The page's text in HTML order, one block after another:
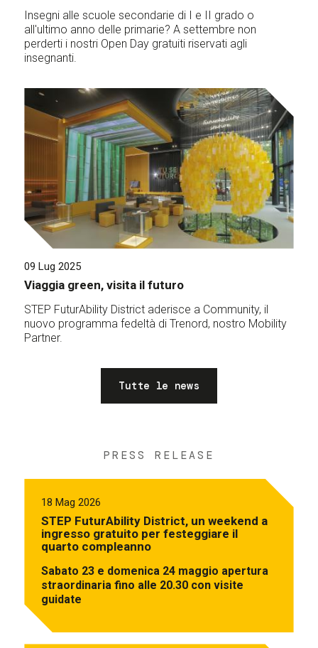
Insegni alle scuole secondarie di I e II grado o
all'ultimo anno delle primarie? A settembre non
perderti i nostri Open Day gratuiti riservati agli
insegnanti.
09 Lug 2025
Viaggia green, visita il futuro
STEP FuturAbility District aderisce a Community, il
nuovo programma fedeltà di Trenord, nostro Mobility
Partner.
Tutte le news
PRESS RELEASE
18 Mag 2026
STEP FuturAbility District, un weekend a
ingresso gratuito per festeggiare il
quarto compleanno
Sabato 23 e domenica 24 maggio apertura
straordinaria fino alle 20.30 con visite
guidate